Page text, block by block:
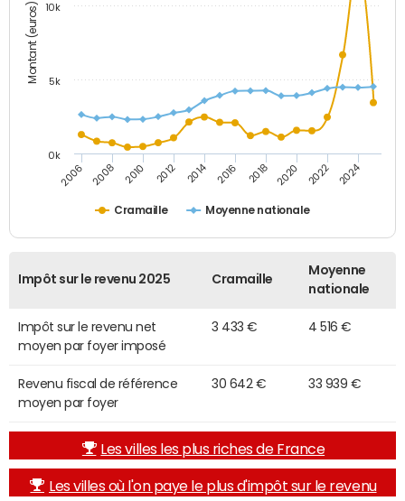
Montant (euros)
Cramaille Moyenne nationale
2006 2008 2010 2012 2014 2016 2018 2020 2022 2024
0k
5k
10k
Impôt sur le revenu 2025 Cramaille
Moyenne
nationale
Impôt sur le revenu net
moyen par foyer imposé
3 433 € 4 516 €
Revenu fiscal de référence
moyen par foyer
30 642 € 33 939 €
Les villes les plus riches de France
Les villes où l'on paye le plus d'impôt sur le revenu